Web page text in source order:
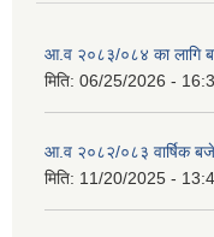
आ.व २०८३/०८४ का लागि
मिति: 06/25/2026 -
आ.व २०८२/०८३ वार्षिक
मिति: 11/20/2025 -